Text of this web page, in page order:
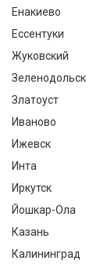
Енакиево
Ессентуки
Жуковский
Зеленодольск
Златоуст
Иваново
Ижевск
Инта
Иркутск
Йошкар-Ола
Казань
Калининград